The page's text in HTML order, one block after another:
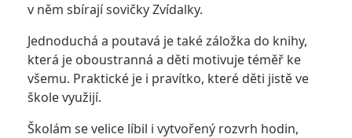
v něm sbírají sovičky Zvídalky.
Jednoduchá a poutavá je také záložka do knihy,
která je oboustranná a děti motivuje téměř ke
všemu. Praktické je i pravítko, které děti jistě ve
škole využijí.
Školám se velice líbil i vytvořený rozvrh hodin,